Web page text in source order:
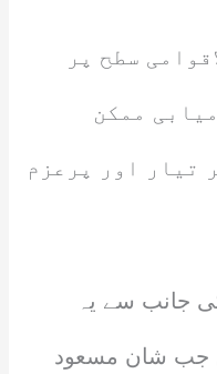
سطح پر
ممکن
تیار اور پرعزم
جانب سے یہ
جب شان مسعود